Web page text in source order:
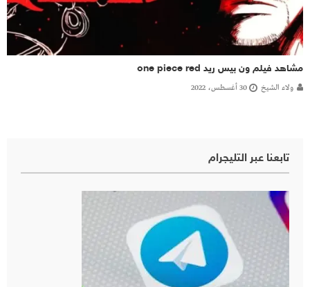
مشاهد فيلم ون بيس ريد one piece red
ولاء الشيخ 30 أغسطس، 2022
تابعنا عبر التليجرام